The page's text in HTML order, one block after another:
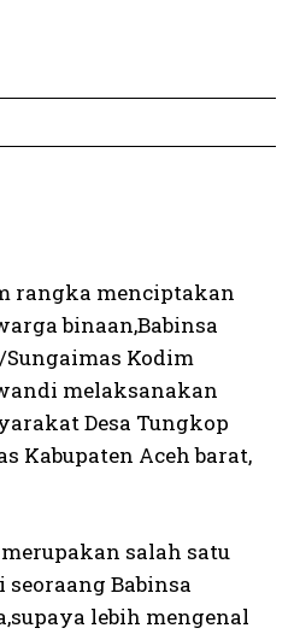
rangka menciptakan
binaan,Babinsa
Kodim
melaksanakan
Desa Tungkop
Kabupaten Aceh barat,
salah satu
Babinsa
lebih mengenal